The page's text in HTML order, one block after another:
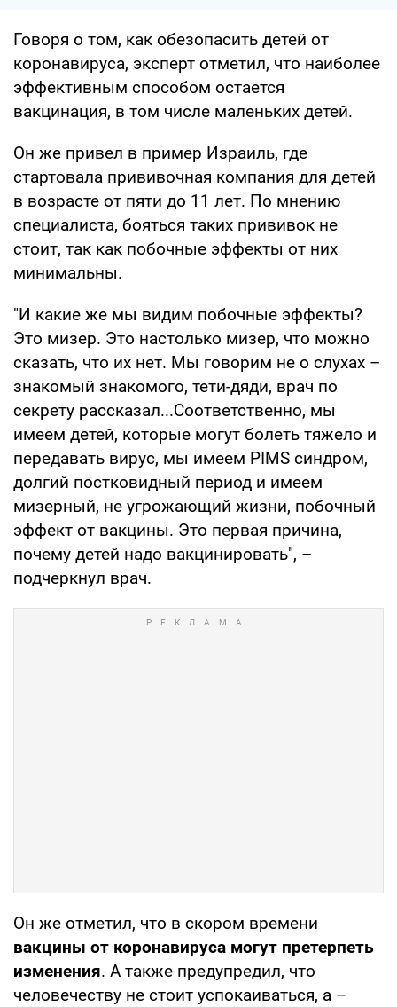
Говоря о том, как обезопасить детей от
коронавируса, эксперт отметил, что наиболее
эффективным способом остается
вакцинация, в том числе маленьких детей.
Он же привел в пример Израиль, где
стартовала прививочная компания для детей
в возрасте от пяти до 11 лет. По мнению
специалиста, бояться таких прививок не
стоит, так как побочные эффекты от них
минимальны.
"И какие же мы видим побочные эффекты?
Это мизер. Это настолько мизер, что можно
сказать, что их нет. Мы говорим не о слухах –
знакомый знакомого, тети-дяди, врач по
секрету рассказал...Соответственно, мы
имеем детей, которые могут болеть тяжело и
передавать вирус, мы имеем PIMS синдром,
долгий постковидный период и имеем
мизерный, не угрожающий жизни, побочный
эффект от вакцины. Это первая причина,
почему детей надо вакцинировать", –
подчеркнул врач.
Он же отметил, что в скором времени
вакцины от коронавируса могут претерпеть
изменения. А также предупредил, что
человечеству не стоит успокаиваться, а –